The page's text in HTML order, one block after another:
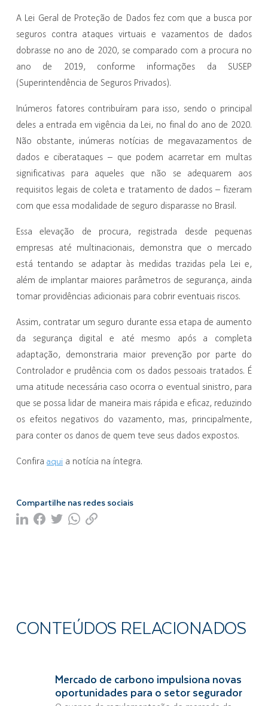
A Lei Geral de Proteção de Dados fez com que a busca por
seguros contra ataques virtuais e vazamentos de dados
dobrasse no ano de 2020, se comparado com a procura no
ano de 2019, conforme informações da SUSEP
(Superintendência de Seguros Privados).
Inúmeros fatores contribuíram para isso, sendo o principal
deles a entrada em vigência da Lei, no final do ano de 2020.
Não obstante, inúmeras notícias de megavazamentos de
dados e ciberataques – que podem acarretar em multas
significativas para aqueles que não se adequarem aos
requisitos legais de coleta e tratamento de dados – fizeram
com que essa modalidade de seguro disparasse no Brasil.
Essa elevação de procura, registrada desde pequenas
empresas até multinacionais, demonstra que o mercado
está tentando se adaptar às medidas trazidas pela Lei e,
além de implantar maiores parâmetros de segurança, ainda
tomar providências adicionais para cobrir eventuais riscos.
Assim, contratar um seguro durante essa etapa de aumento
da segurança digital e até mesmo após a completa
adaptação, demonstraria maior prevenção por parte do
Controlador e prudência com os dados pessoais tratados. É
uma atitude necessária caso ocorra o eventual sinistro, para
que se possa lidar de maneira mais rápida e eficaz, reduzindo
os efeitos negativos do vazamento, mas, principalmente,
para conter os danos de quem teve seus dados expostos.
Confira aqui a notícia na íntegra.
Compartilhe nas redes sociais
CONTEÚDOS RELACIONADOS
Mercado de carbono impulsiona novas
oportunidades para o setor segurador